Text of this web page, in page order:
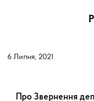
6 Липня, 2021
Про Звернення